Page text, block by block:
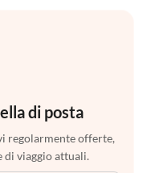
di posta
regolarmente offerte,
di viaggio attuali.